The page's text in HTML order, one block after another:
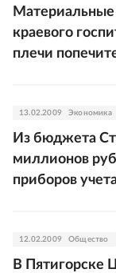
Материальные
краевого
плечи
13.02.2009 Экономика
Из бюджета
миллионов
приборов
12.02.2009 Общество
В Пятигорске